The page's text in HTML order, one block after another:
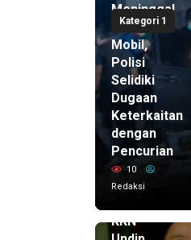
Kategori 1
Meninggal
di Dalam
Mobil,
Polisi
Selidiki
Dugaan
Keterkaitan
dengan
Pencurian
10
Redaksi
KKN